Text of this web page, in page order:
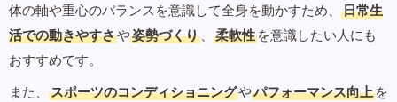
体の軸や重心のバランスを意識して全身を動かすため、
日常生
活での動きやすさや姿勢づくり 、 柔軟性 を意識したい人にも
おすすめです。
また、
スポーツのコンディショニングやパフォーマンス向上 を